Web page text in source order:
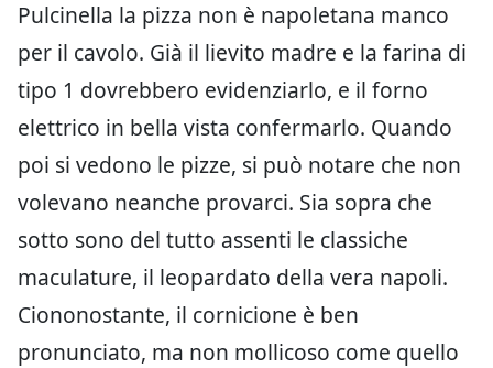
Pulcinella la pizza non è napoletana manco
per il cavolo. Già il lievito madre e la farina di
tipo 1 dovrebbero evidenziarlo, e il forno
elettrico in bella vista confermarlo. Quando
poi si vedono le pizze, si può notare che non
volevano neanche provarci. Sia sopra che
sotto sono del tutto assenti le classiche
maculature, il leopardato della vera napoli.
Ciononostante, il cornicione è ben
pronunciato, ma non mollicoso come quello